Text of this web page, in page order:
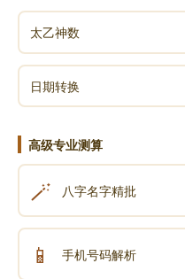
太乙神数
日期转换
高级专业测算
🪄 八字名字精批
📱 手机号码解析